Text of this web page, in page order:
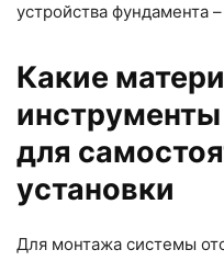
устройства фундамента
Какие
для
установки
Для монтажа системы